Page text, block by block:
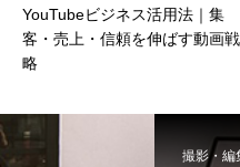
YouTubeビジネス活用法｜集
客・売上・信頼を伸ばす動画戦
略
撮影・編